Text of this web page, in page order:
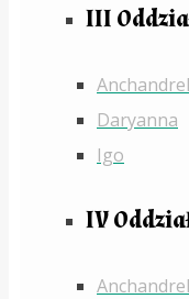
III
Daryanna
Igo
IV